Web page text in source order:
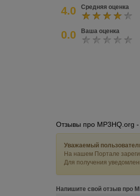
4.0 Средняя оценка
0.0 Ваша оценка
Отзывы про MP3HQ.org -
Уважаемый
На нашем Портале
Для получения
Напишите свой отзыв про